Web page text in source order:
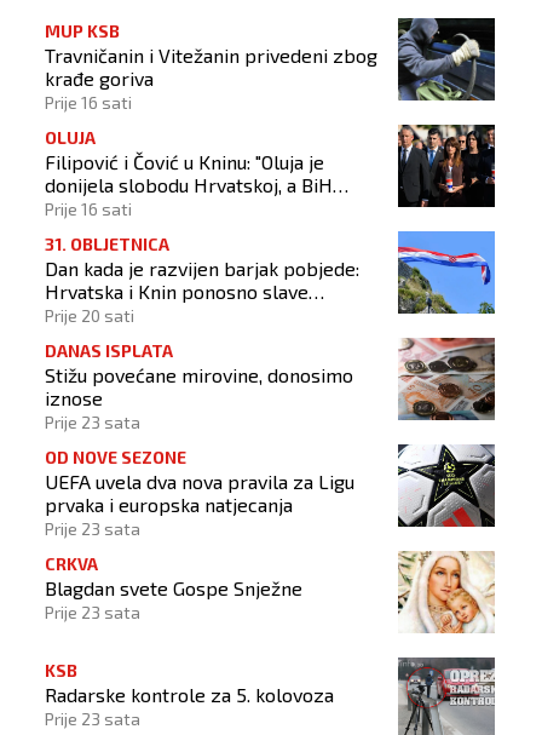
MUP KSB
Travničanin i Vitežanin privedeni zbog
krađe goriva
Prije 16 sati
OLUJA
Filipović i Čović u Kninu: "Oluja je
donijela slobodu Hrvatskoj, a BiH
otvorila put prema miru!"
Prije 16 sati
31. OBLJETNICA
Dan kada je razvijen barjak pobjede:
Hrvatska i Knin ponosno slave
obljetnicu Oluje
Prije 20 sati
DANAS ISPLATA
Stižu povećane mirovine, donosimo
iznose
Prije 23 sata
OD NOVE SEZONE
UEFA uvela dva nova pravila za Ligu
prvaka i europska natjecanja
Prije 23 sata
CRKVA
Blagdan svete Gospe Snježne
Prije 23 sata
KSB
Radarske kontrole za 5. kolovoza
Prije 23 sata